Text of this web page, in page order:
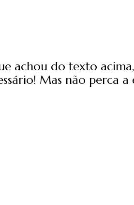
achou do texto
Mas não perca a